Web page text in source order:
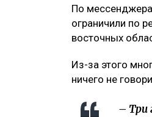
По
ограничили по
восточных
Из-за этого
ничего не
– Три